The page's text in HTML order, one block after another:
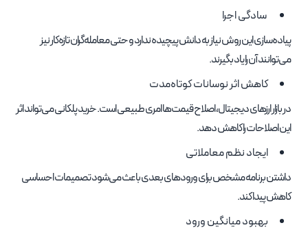
سادگی اجرا
پیاده‌سازی این روش نیاز به دانش پیچیده ندارد و حتی معامله‌گران تازه‌کار نیز
می‌توانند آن را یاد بگیرند.
کاهش اثر نوسانات کوتاه‌مدت
در بازار ارزهای دیجیتال، اصلاح قیمت‌ها امری طبیعی است. خرید پلکانی می‌تواند اثر
این اصلاحات را کاهش دهد.
ایجاد نظم معاملاتی
داشتن برنامه مشخص برای ورودهای بعدی باعث می‌شود تصمیمات احساسی
کاهش پیدا کند.
بهبود میانگین ورود